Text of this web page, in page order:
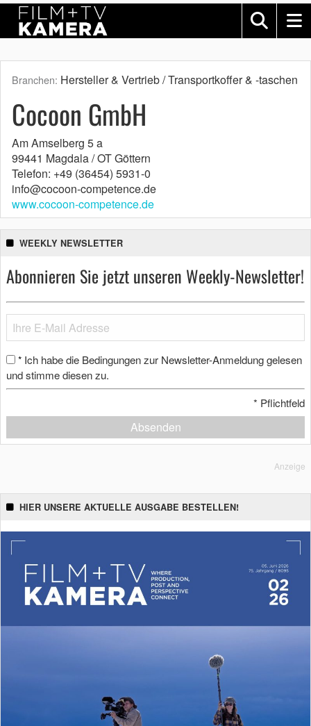
Branchen: Hersteller & Vertrieb / Transportkoffer & -taschen
Cocoon GmbH
Am Amselberg 5 a
99441 Magdala / OT Göttern
Telefon: +49 (36454) 5931-0
info@cocoon-competence.de
www.cocoon-competence.de
WEEKLY NEWSLETTER
Abonnieren Sie jetzt unseren Weekly-Newsletter!
* Ich habe die Bedingungen zur Newsletter-Anmeldung gelesen
und stimme diesen zu.
* Pflichtfeld
Absenden
Anzeige
HIER UNSERE AKTUELLE AUSGABE BESTELLEN!